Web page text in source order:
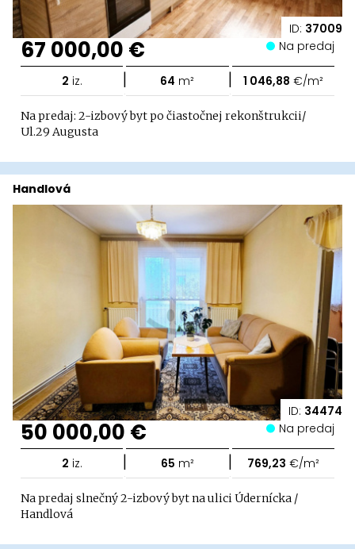
ID: 37009
67 000,00 € Na predaj
2 iz. | 64 m² | 1 046,88 €/m²
Na predaj: 2-izbový byt po čiastočnej rekonštrukcii/
Ul.29 Augusta
ID: 34474
Handlová
50 000,00 € Na predaj
2 iz. | 65 m² | 769,23 €/m²
Na predaj slnečný 2-izbový byt na ulici Údernícka /
Handlová